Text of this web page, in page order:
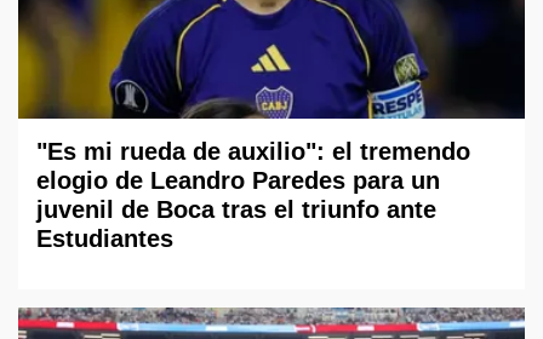
"Es mi rueda de auxilio": el tremendo
elogio de Leandro Paredes para un
juvenil de Boca tras el triunfo ante
Estudiantes